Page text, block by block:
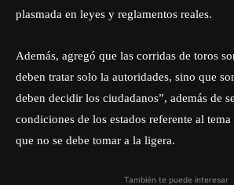
plasmada en leyes y reglamentos reales.
Además, agregó que las corridas de toros
deben tratar solo la autoridades, sino que
deben decidir los ciudadanos”, además de
condiciones de los estados referente al
que no se debe tomar a la ligera.
También te puede interesar